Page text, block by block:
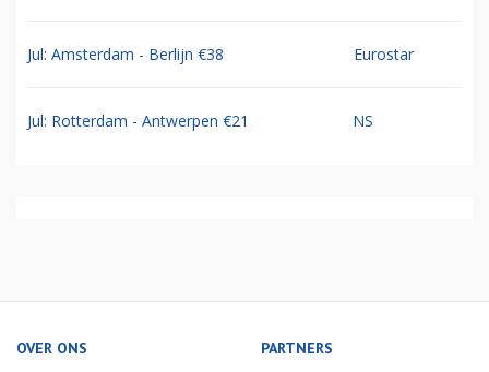
Jul: Amsterdam - Berlijn €38 Eurostar
Jul: Rotterdam - Antwerpen €21 NS
OVER ONS PARTNERS